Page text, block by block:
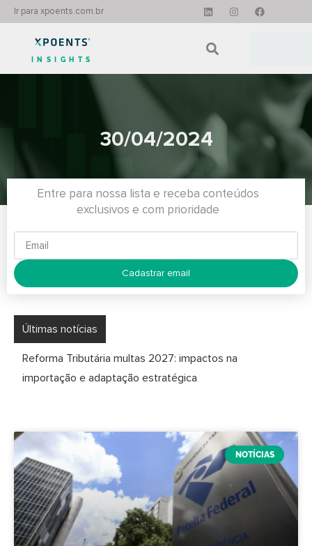
Ir para xpoents.com.br
INSIGHTS
30/04/2024
Entre para nossa lista e receba conteúdos
exclusivos e com prioridade
Cadastrar email
Últimas notícias
NOTÍCIAS